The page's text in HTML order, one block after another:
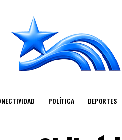
POLÍTICA DEPORTES